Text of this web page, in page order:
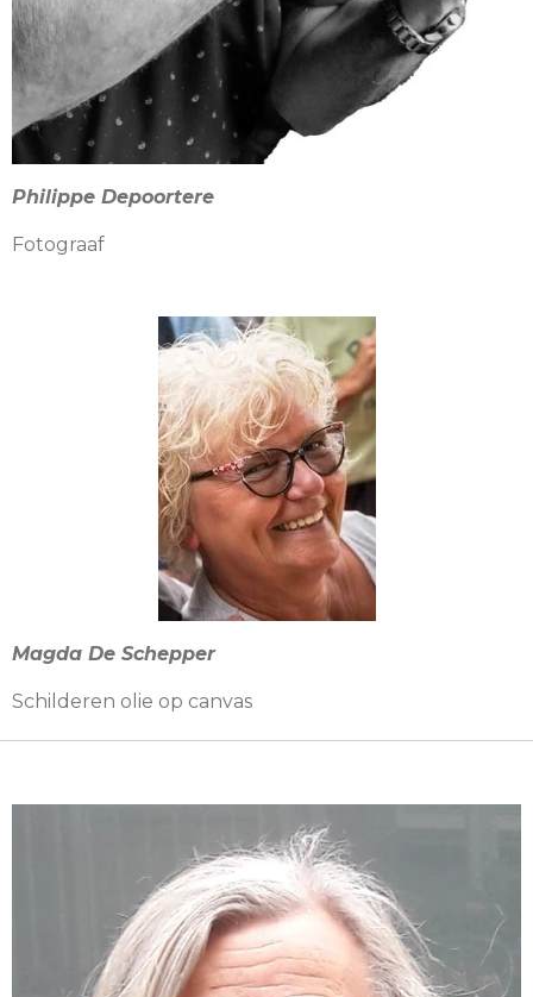
Philippe Depoortere
Fotograaf
Magda De Schepper
Schilderen olie op canvas